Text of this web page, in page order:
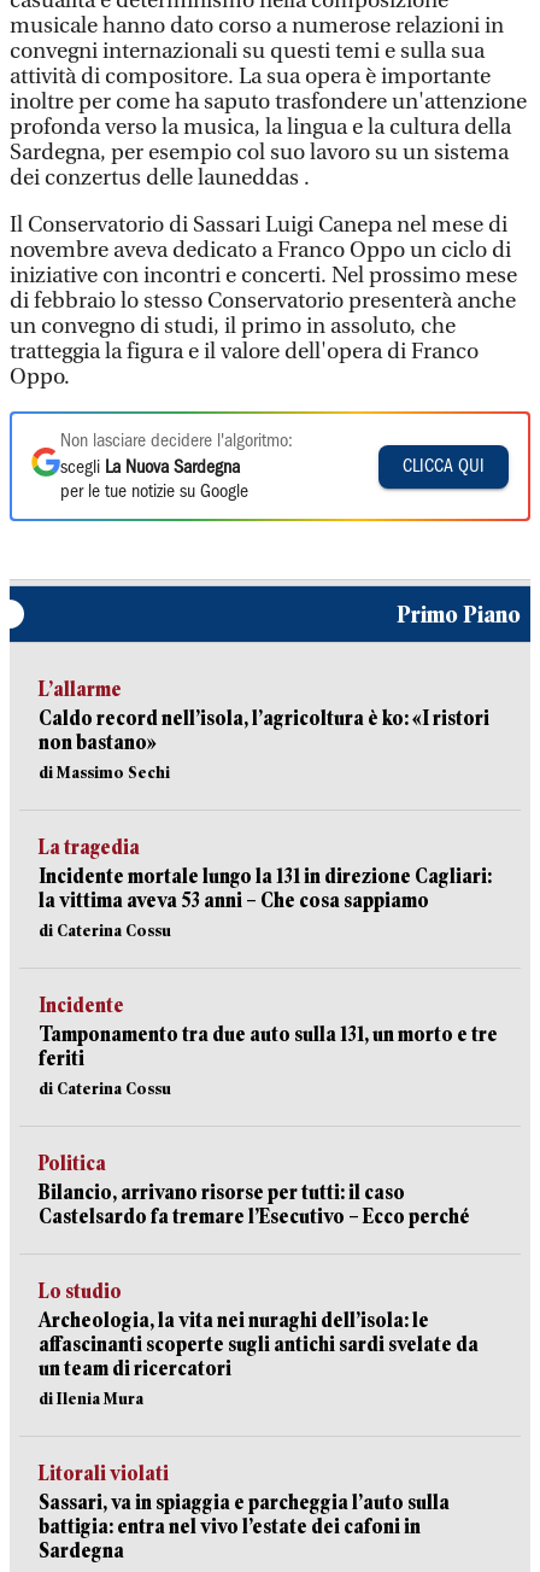
musicale hanno dato corso a numerose relazioni in
convegni internazionali su questi temi e sulla sua
attività di compositore. La sua opera è importante
inoltre per come ha saputo trasfondere un'attenzione
profonda verso la musica, la lingua e la cultura della
Sardegna, per esempio col suo lavoro su un sistema
dei conzertus delle launeddas .
Il Conservatorio di Sassari Luigi Canepa nel mese di
novembre aveva dedicato a Franco Oppo un ciclo di
iniziative con incontri e concerti. Nel prossimo mese
di febbraio lo stesso Conservatorio presenterà anche
un convegno di studi, il primo in assoluto, che
tratteggia la figura e il valore dell'opera di Franco
Oppo.
Non lasciare decidere l'algoritmo:
scegli La Nuova Sardegna
per le tue notizie su Google
CLICCA QUI
Primo Piano
L’allarme
Caldo record nell’isola, l’agricoltura è ko: «I ristori
non bastano»
di Massimo Sechi
La tragedia
Incidente mortale lungo la 131 in direzione Cagliari:
la vittima aveva 53 anni – Che cosa sappiamo
di Caterina Cossu
Incidente
Tamponamento tra due auto sulla 131, un morto e tre
feriti
di Caterina Cossu
Politica
Bilancio, arrivano risorse per tutti: il caso
Castelsardo fa tremare l’Esecutivo – Ecco perché
Lo studio
Archeologia, la vita nei nuraghi dell’isola: le
affascinanti scoperte sugli antichi sardi svelate da
un team di ricercatori
di Ilenia Mura
Litorali violati
Sassari, va in spiaggia e parcheggia l’auto sulla
battigia: entra nel vivo l’estate dei cafoni in
Sardegna